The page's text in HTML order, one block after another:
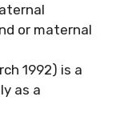
or maternal
1992) is a
as a